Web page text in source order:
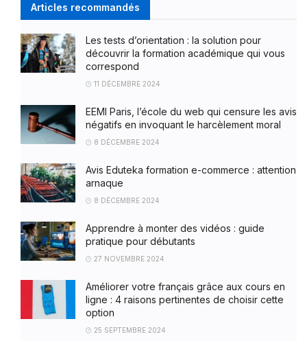
Articles recommandés
Les tests d’orientation : la solution pour
découvrir la formation académique qui vous
correspond
11 DÉCEMBRE 2024
EEMI Paris, l’école du web qui censure les avis
négatifs en invoquant le harcèlement moral
8 DÉCEMBRE 2024
Avis Eduteka formation e-commerce : attention
arnaque
8 DÉCEMBRE 2024
Apprendre à monter des vidéos : guide
pratique pour débutants
27 NOVEMBRE 2024
Améliorer votre français grâce aux cours en
ligne : 4 raisons pertinentes de choisir cette
option
25 SEPTEMBRE 2024